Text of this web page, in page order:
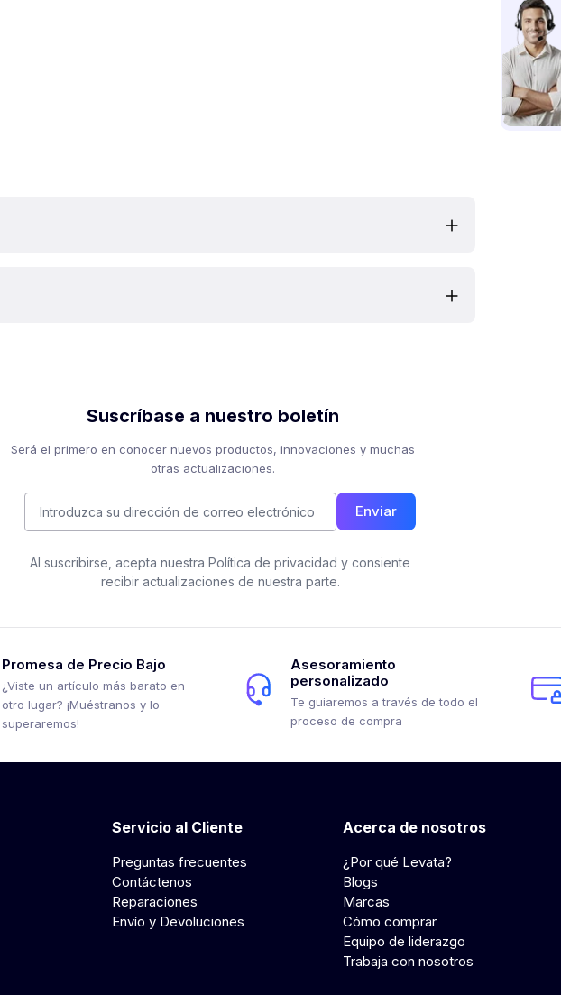
Suscríbase a nuestro boletín
Será el primero en conocer nuevos productos, innovaciones y muchas
otras actualizaciones.
Enviar
Al suscribirse, acepta nuestra Política de privacidad y consiente
recibir actualizaciones de nuestra parte.
Promesa de Precio Bajo
¿Viste un artículo más barato en
otro lugar? ¡Muéstranos y lo
superaremos!
Asesoramiento
personalizado
Te guiaremos a través de todo el
proceso de compra
Servicio al Cliente
Preguntas frecuentes
Contáctenos
Reparaciones
Envío y Devoluciones
Acerca de nosotros
¿Por qué Levata?
Blogs
Marcas
Cómo comprar
Equipo de liderazgo
Trabaja con nosotros